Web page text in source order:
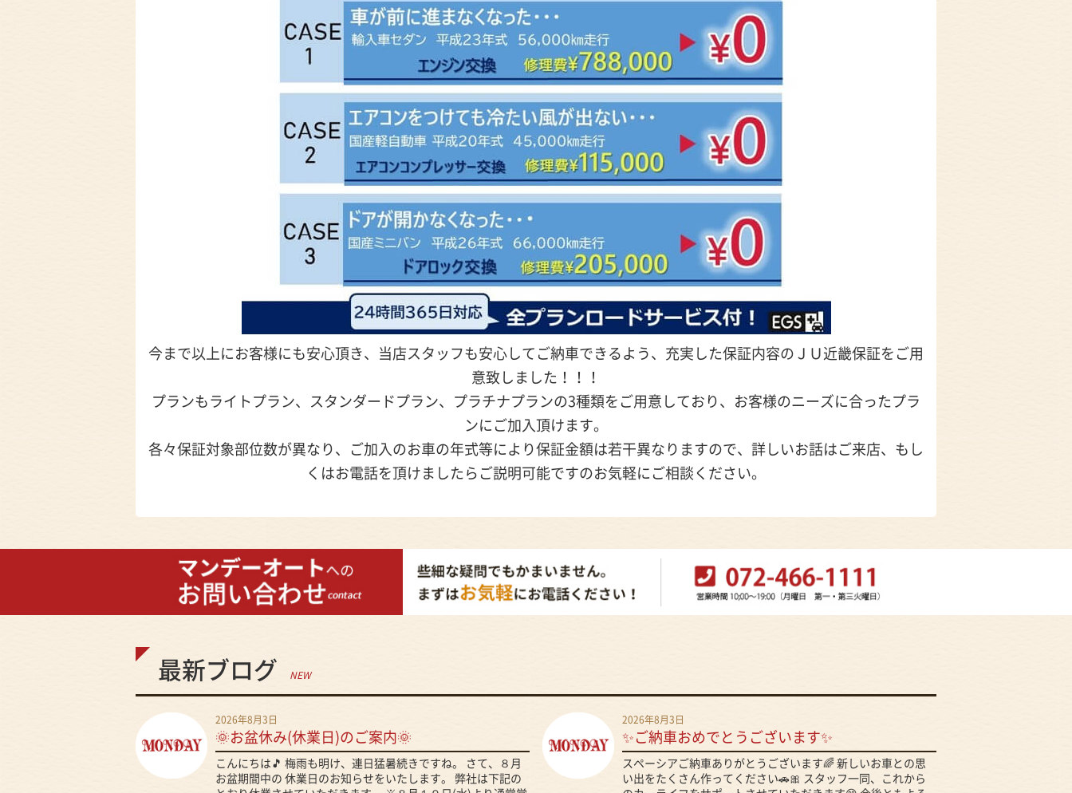
今まで以上にお客様にも安心頂き、当店スタッフも安心してご納車できるよう、充実した保証内容のＪＵ近畿保証をご用
意致しました！！！
プランもライトプラン、スタンダードプラン、プラチナプランの3種類をご用意しており、お客様のニーズに合ったプラ
ンにご加入頂けます。
各々保証対象部位数が異なり、ご加入のお車の年式等により保証金額は若干異なりますので、詳しいお話はご来店、もし
くはお電話を頂けましたらご説明可能ですのお気軽にご相談ください。
最新ブログ NEW
2026年8月3日
🌞お盆休み(休業日)のご案内🌞
こんにちは🎵 梅雨も明け、連日猛暑続きですね。 さて、８月
お盆期間中の 休業日のお知らせをいたします。 弊社は下記の
2026年8月3日
✨ご納車おめでとうございます✨
スペーシアご納車ありがとうございます🌈 新しいお車との思
い出をたくさん作ってください🚗🎀 スタッフ一同、これから